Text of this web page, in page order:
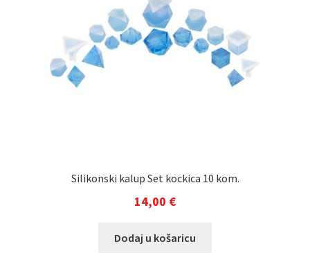
Silikonski kalup Set kockica 10 kom.
14,00 €
Dodaj u košaricu